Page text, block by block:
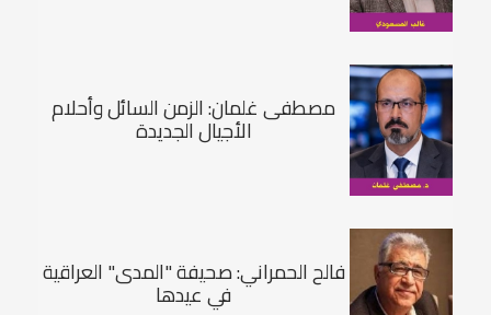
مصطفى غلمان: الزمن السائل وأحلام
الأجيال الجديدة
فالح الحمراني: صحيفة "المدى" العراقية
في عيدها